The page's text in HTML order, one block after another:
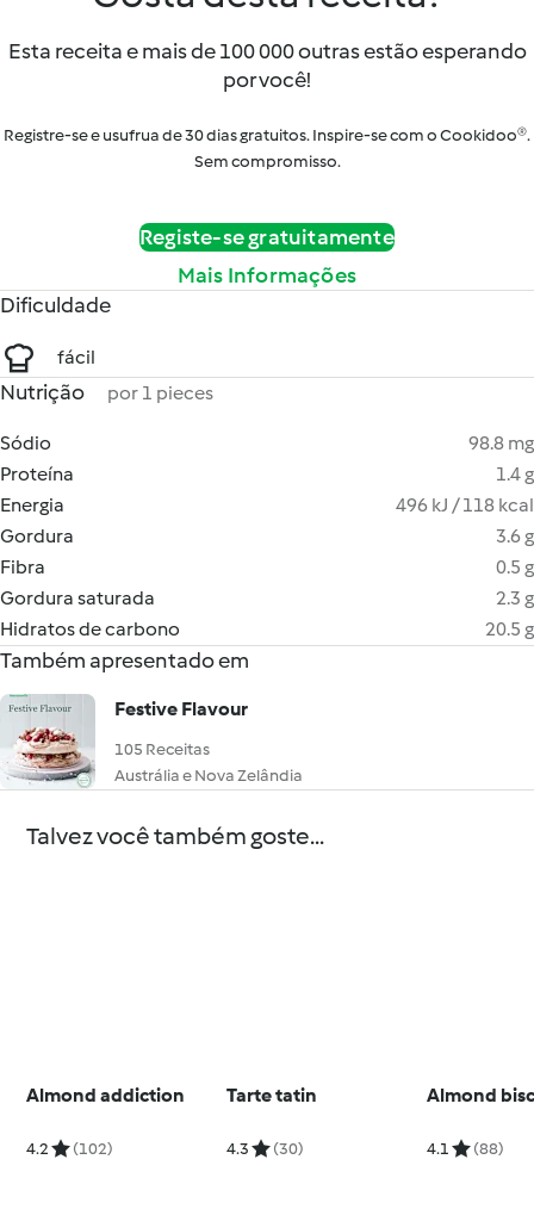
Esta receita e mais de 100 000 outras estão esperando
por você!
Registre-se e usufrua de 30 dias gratuitos. Inspire-se com o Cookidoo®.
Sem compromisso.
Registe-se gratuitamente
Mais Informações
Dificuldade
fácil
Nutrição por 1 pieces
Sódio
98.8 mg
Proteína
1.4 g
Energia
496 kJ / 118 kcal
Gordura
3.6 g
Fibra
0.5 g
Gordura saturada
2.3 g
Hidratos de carbono
20.5 g
Também apresentado em
Festive Flavour
105 Receitas
Austrália e Nova Zelândia
Talvez você também goste...
Almond addiction
4.2 (102)
Tarte tatin
4.3 (30)
Almond
4.1 (88)